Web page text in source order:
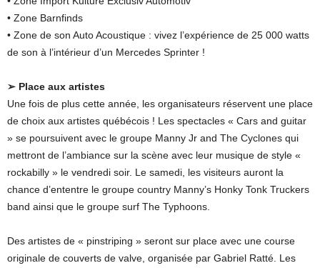
• Zone Barnfinds
• Zone de son Auto Acoustique : vivez l’expérience de 25 000 watts
de son à l’intérieur d’un Mercedes Sprinter !
➢ Place aux artistes
Une fois de plus cette année, les organisateurs réservent une place
de choix aux artistes québécois ! Les spectacles « Cars and guitar
» se poursuivent avec le groupe Manny Jr and The Cyclones qui
mettront de l’ambiance sur la scène avec leur musique de style «
rockabilly » le vendredi soir. Le samedi, les visiteurs auront la
chance d’ententre le groupe country Manny’s Honky Tonk Truckers
band ainsi que le groupe surf The Typhoons.
Des artistes de « pinstriping » seront sur place avec une course
originale de couverts de valve, organisée par Gabriel Ratté. Les